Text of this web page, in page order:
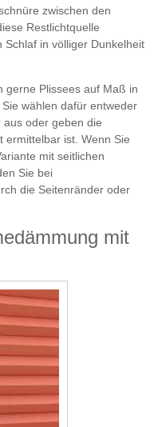
zwischen den
Restlichtquelle
in völliger Dunkelheit
gerne Plissees auf Maß in
wählen dafür entweder
oder geben die
ermittelbar ist. Wenn Sie
mit seitlichen
Sie bei
die Seitenränder oder
mit